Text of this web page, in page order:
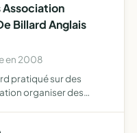
Association
Billard Anglais
en 2008
pratiqué sur des
organiser des